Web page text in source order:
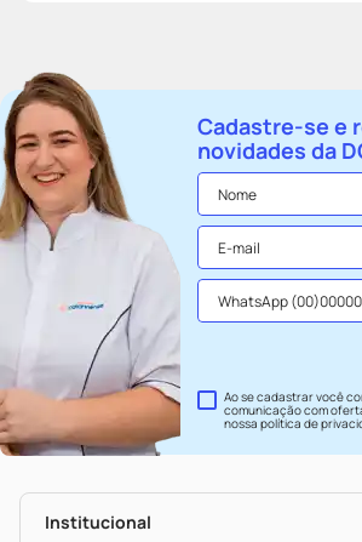
Cadastre-se e
novidades da
Ao se cadastrar você
comunicação com
nossapolítica de
Institucional